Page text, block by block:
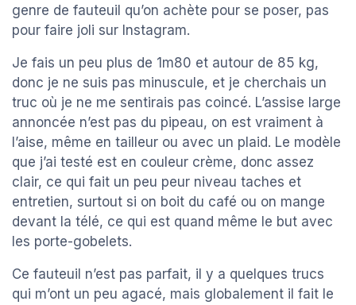
genre de fauteuil qu’on achète pour se poser, pas
pour faire joli sur Instagram.
Je fais un peu plus de 1m80 et autour de 85 kg,
donc je ne suis pas minuscule, et je cherchais un
truc où je ne me sentirais pas coincé. L’assise large
annoncée n’est pas du pipeau, on est vraiment à
l’aise, même en tailleur ou avec un plaid. Le modèle
que j’ai testé est en couleur crème, donc assez
clair, ce qui fait un peu peur niveau taches et
entretien, surtout si on boit du café ou on mange
devant la télé, ce qui est quand même le but avec
les porte-gobelets.
Ce fauteuil n’est pas parfait, il y a quelques trucs
qui m’ont un peu agacé, mais globalement il fait le